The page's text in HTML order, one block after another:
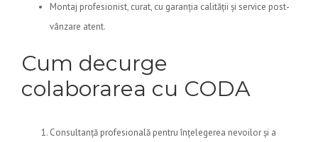
Montaj profesionist, curat, cu garanția calității și service post-
vânzare atent.
Cum decurge
colaborarea cu CODA
Consultanță profesională pentru înțelegerea nevoilor și a